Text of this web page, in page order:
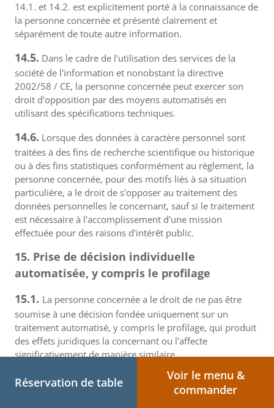
14.1. et 14.2. est explicitement porté à la connaissance de
la personne concernée et présenté clairement et
séparément de toute autre information.
14.5. Dans le cadre de l'utilisation des services de la
société de l'information et nonobstant la directive
2002/58 / CE, la personne concernée peut exercer son
droit d'opposition par des moyens automatisés en
utilisant des spécifications techniques.
14.6. Lorsque des données à caractère personnel sont
traitées à des fins de recherche scientifique ou historique
ou à des fins statistiques conformément au règlement, la
personne concernée, pour des motifs liés à sa situation
particulière, a le droit de s'opposer au traitement des
données personnelles le concernant, sauf si le traitement
est nécessaire à l'accomplissement d'une mission
effectuée pour des raisons d'intérêt public.
15. Prise de décision individuelle
automatisée, y compris le profilage
15.1. La personne concernée a le droit de ne pas être
soumise à une décision fondée uniquement sur un
traitement automatisé, y compris le profilage, qui produit
des effets juridiques la concernant ou l'affecte
significativement de manière similaire.
15.2.Le paragraphe 15.1. ne s'applique pas si la
Réservation de table
Voir le menu &
commander